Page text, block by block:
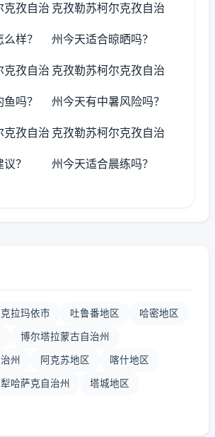
克孜自治
样？
克孜勒苏柯尔克孜自治
州今天适合晾晒吗？
克孜自治
吗？
克孜勒苏柯尔克孜自治
州今天有中暑风险吗？
克孜自治
？
克孜勒苏柯尔克孜自治
州今天适合晨练吗？
克拉玛依市 吐鲁番地区 哈密地区
博尔塔拉蒙古自治州
州 阿克苏地区 喀什地区
哈萨克自治州 塔城地区